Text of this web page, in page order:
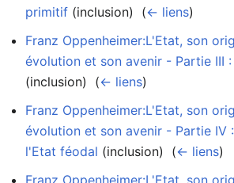
primitif (inclusion) ‎ (← liens)
Franz Oppenheimer:L'Etat, son
évolution et son avenir - Partie III
(inclusion) ‎ (← liens)
Franz Oppenheimer:L'Etat, son
évolution et son avenir - Partie IV
l'Etat féodal (inclusion) ‎ (← liens)
Franz Oppenheimer:L'Etat, son